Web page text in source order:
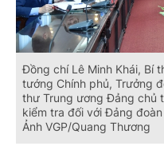
Đồng chí Lê Minh Khái, Bí
tướng Chính phủ, Trưởng
thư Trung ương Đảng chủ
kiểm tra đối với Đảng
Ảnh VGP/Quang Thương